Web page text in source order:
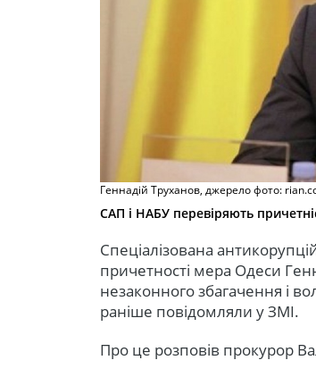
Геннадій Труханов, джерело фото:
САП і НАБУ перевіряють
Спеціалізована
причетності мера Одеси
незаконного збагачення і
раніше повідомляли у ЗМІ.
Про це розповів прокурор